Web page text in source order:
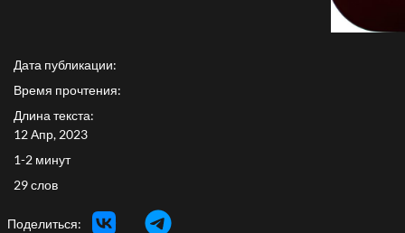
Дата публикации:
Время прочтения:
Длина текста:
12 Апр, 2023
1-2 минут
29 слов
Поделиться: